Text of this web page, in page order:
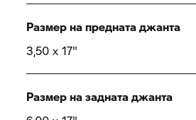
Размер на предната джанта
3,50 x 17"
Размер на задната джанта